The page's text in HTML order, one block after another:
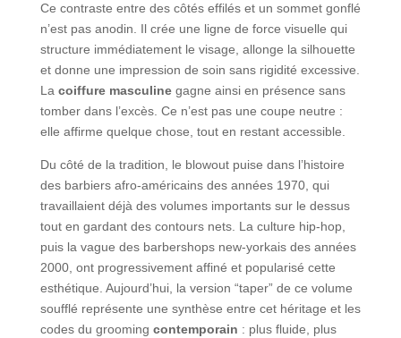
Ce contraste entre des côtés effilés et un sommet gonflé
n’est pas anodin. Il crée une ligne de force visuelle qui
structure immédiatement le visage, allonge la silhouette
et donne une impression de soin sans rigidité excessive.
La coiffure masculinegagne ainsi en présence sans
tomber dans l’excès. Ce n’est pas une coupe neutre :
elle affirme quelque chose, tout en restant accessible.
Du côté de la tradition, le blowout puise dans l’histoire
des barbiers afro-américains des années 1970, qui
travaillaient déjà des volumes importants sur le dessus
tout en gardant des contours nets. La culture hip-hop,
puis la vague des barbershops new-yorkais des années
2000, ont progressivement affiné et popularisé cette
esthétique. Aujourd’hui, la version “taper” de ce volume
soufflé représente une synthèse entre cet héritage et les
codes du grooming contemporain : plus fluide, plus